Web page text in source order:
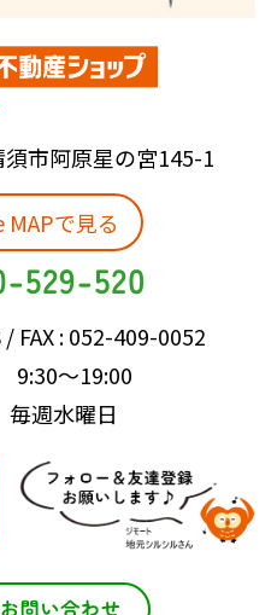
市阿原星の宮145-1
MAPで見る
FAX : 052-409-0052
9:30～19:00
毎週水曜日